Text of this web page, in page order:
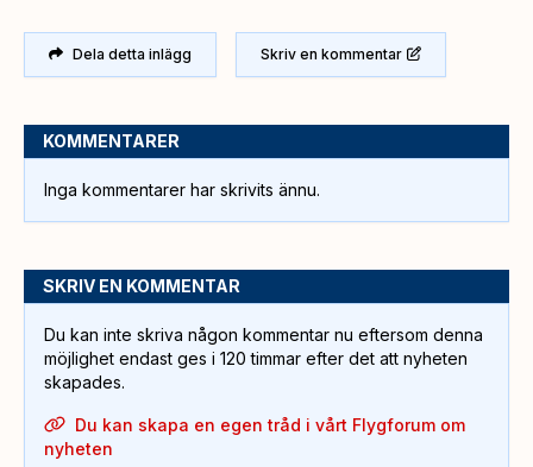
Dela detta inlägg Skriv en kommentar
KOMMENTARER
Inga kommentarer har skrivits ännu.
SKRIV EN KOMMENTAR
Du kan inte skriva någon kommentar nu eftersom denna
möjlighet endast ges i 120 timmar efter det att nyheten
skapades.
Du kan skapa en egen tråd i vårt Flygforum om
nyheten